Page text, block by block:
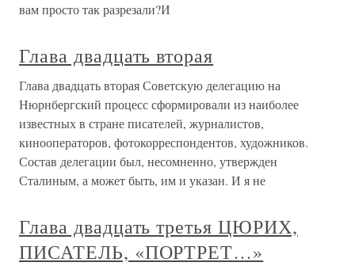
вам просто так разрезали?И
Глава двадцать вторая
Глава двадцать вторая Советскую делегацию на
Нюрнбергский процесс сформировали из наиболее
известных в стране писателей, журналистов,
кинооператоров, фотокорреспондентов, художников.
Состав делегации был, несомненно, утвержден
Сталиным, а может быть, им и указан. И я не
Глава двадцать третья ЦЮРИХ,
ПИСАТЕЛЬ, «ПОРТРЕТ…»